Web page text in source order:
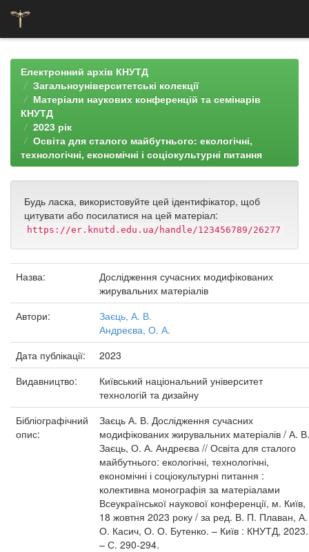
navigationЕлектронний архів КНУТД
Загальноуніверситетські колекції
Матеріали наукових конференцій та семінарів
КНУТД
2023 рік
Освіта для сталого майбутнього: екологічні,
технологічні, економічні і соціокультурні питання
Будь ласка, використовуйте цей ідентифікатор, щоб
цитувати або посилатися на цей матеріал:
https://er.knutd.edu.ua/handle/123456789/26277
Назва:
Дослідження сучасних модифікованих
жирувальних матеріалів
Автори:
Заєць, А. В.
Андреєва, О. А.
Дата публікації:
2023
Видавництво:
Київський національний університет
технологій та дизайну
Бібліографічний
опис:
Заєць А. В. Дослідження сучасних
модифікованих жирувальних матеріалів / А. В.
Заєць, О. А. Андреєва // Освіта для сталого
майбутнього: екологічні, технологічні,
економічні і соціокультурні питання :
колективна монографія за матеріалами
Всеукраїнської наукової конференції, м. Київ,
18 жовтня 2023 року / за ред. В. П. Плаван, А.
О. Касич, О. О. Бутенко. – Київ : КНУТД, 2023.
– С. 290-294.